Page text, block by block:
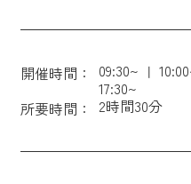
開催時間： 09:30~
17:30~
所要時間：
2時間30分